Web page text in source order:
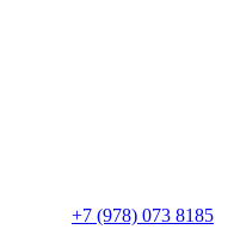
+7 (978) 073 8185